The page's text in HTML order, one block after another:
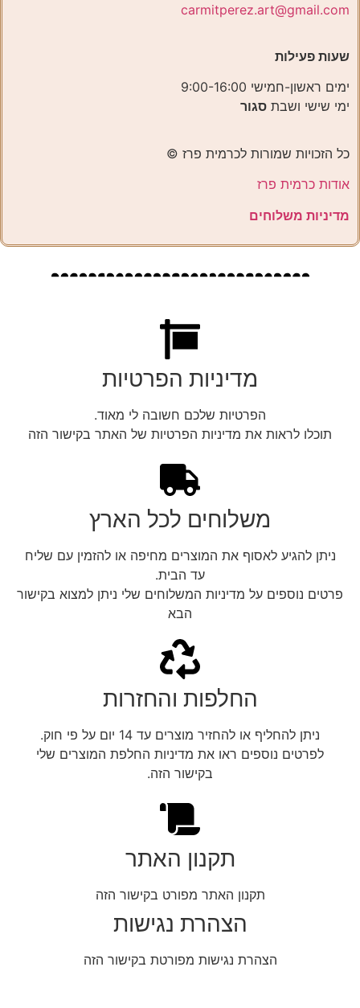
carmitperez.art@gmail.com
שעות פעילות
ימים ראשון-חמישי 9:00-16:00
ימי שישי ושבת סגור
כל הזכויות שמורות לכרמית פרז ©️
אודות כרמית פרז
מדיניות משלוחים
מדיניות הפרטיות
הפרטיות שלכם חשובה לי מאוד.
תוכלו לראות את מדיניות הפרטיות של האתר בקישור הזה
משלוחים לכל הארץ
ניתן להגיע לאסוף את המוצרים מחיפה או להזמין עם שליח
עד הבית.
פרטים נוספים על מדיניות המשלוחים שלי ניתן למצוא בקישור
הבא
החלפות והחזרות
ניתן להחליף או להחזיר מוצרים עד 14 יום על פי חוק.
לפרטים נוספים ראו את מדיניות החלפת המוצרים שלי
בקישור הזה.
תקנון האתר
תקנון האתר מפורט בקישור הזה
הצהרת נגישות
הצהרת נגישות מפורטת בקישור הזה